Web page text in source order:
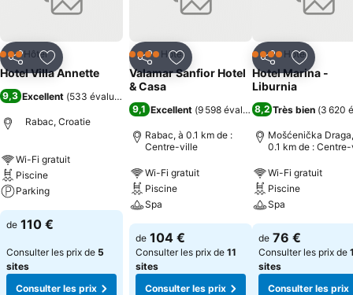
PartagerAjouter à mes favoris
3 ÉtoilesHôtel
Hotel Villa Annette
9,3 Excellent (533 évaluations
Rabac, Croatie
Wi-Fi gratuit
Piscine
Parking
de 110 €
Consulter les prix de 5
sites
Consulter les prix
PartagerAjouter à mes favoris
4 ÉtoilesHôtel
Valamar Sanfior Hotel
& Casa
9,1 Excellent (9 598 évaluations)
Rabac, à 0.1 km de :
Centre-ville
Wi-Fi gratuit
Piscine
Spa
de 104 €
Consulter les prix de 11
sites
Consulter les prix
PartagerAjouter
4 ÉtoilesHôtel
Hotel Marina -
Liburnia
8,2 Très bien (3 620
Mošćenička
0.1 km de :
Wi-Fi gratuit
Piscine
Spa
de 76 €
Consulter les prix de
sites
Consulter les prix